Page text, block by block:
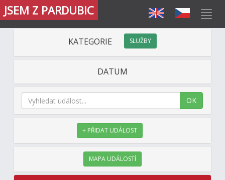
JSEM Z PARDUBIC
KATEGORIE SLUŽBY
DATUM
OK
+ PŘIDAT UDÁLOST
MAPA UDÁLOSTÍ